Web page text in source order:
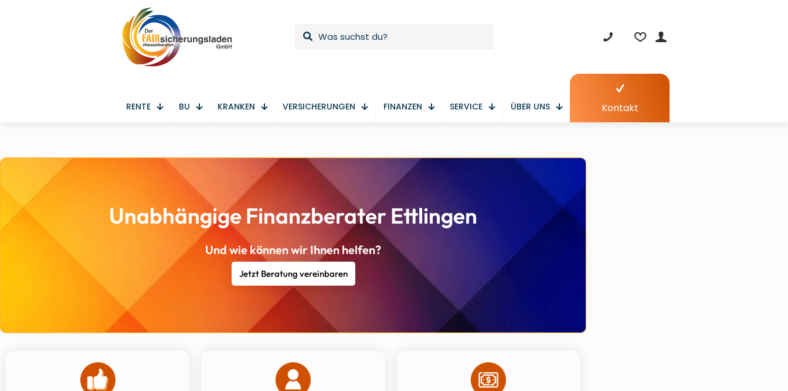
RENTE BU KRANKEN VERSICHERUNGEN FINANZEN SERVICE ÜBER UNS Kontakt
Unabhängige Finanzberater Ettlingen
Und wie können wir Ihnen helfen?
Jetzt Beratung vereinbaren